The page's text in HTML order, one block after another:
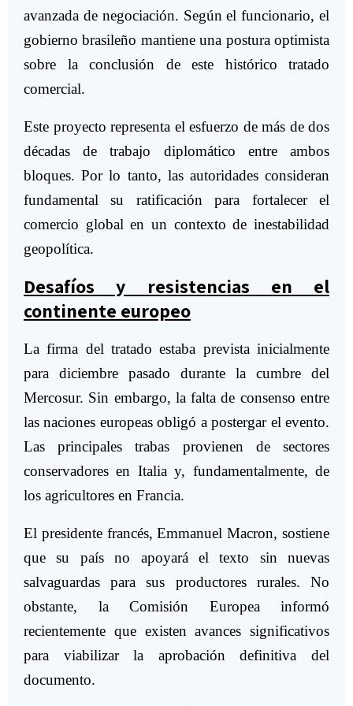
avanzada de negociación. Según el funcionario, el
gobierno brasileño mantiene una postura optimista
sobre la conclusión de este histórico tratado
comercial.
Este proyecto representa el esfuerzo de más de dos
décadas de trabajo diplomático entre ambos
bloques. Por lo tanto, las autoridades consideran
fundamental su ratificación para fortalecer el
comercio global en un contexto de inestabilidad
geopolítica.
Desafíos y resistencias en el
continente europeo
La firma del tratado estaba prevista inicialmente
para diciembre pasado durante la cumbre del
Mercosur. Sin embargo, la falta de consenso entre
las naciones europeas obligó a postergar el evento.
Las principales trabas provienen de sectores
conservadores en Italia y, fundamentalmente, de
los agricultores en Francia.
El presidente francés, Emmanuel Macron, sostiene
que su país no apoyará el texto sin nuevas
salvaguardas para sus productores rurales. No
obstante, la Comisión Europea informó
recientemente que existen avances significativos
para viabilizar la aprobación definitiva del
documento.